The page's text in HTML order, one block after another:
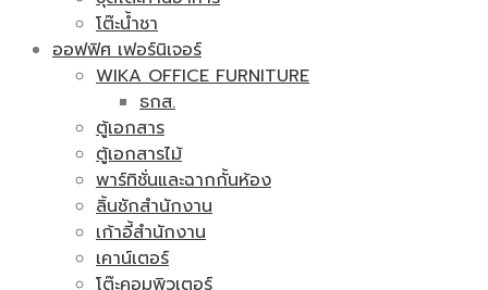
โต๊ะน้ำชา
ออฟฟิศ เฟอร์นิเจอร์
WIKA OFFICE FURNITURE
ธกส.
ตู้เอกสาร
ตู้เอกสารไม้
พาร์ทิชั่นและฉากกั้นห้อง
ลิ้นชักสำนักงาน
เก้าอี้สำนักงาน
เคาน์เตอร์
โต๊ะคอมพิวเตอร์